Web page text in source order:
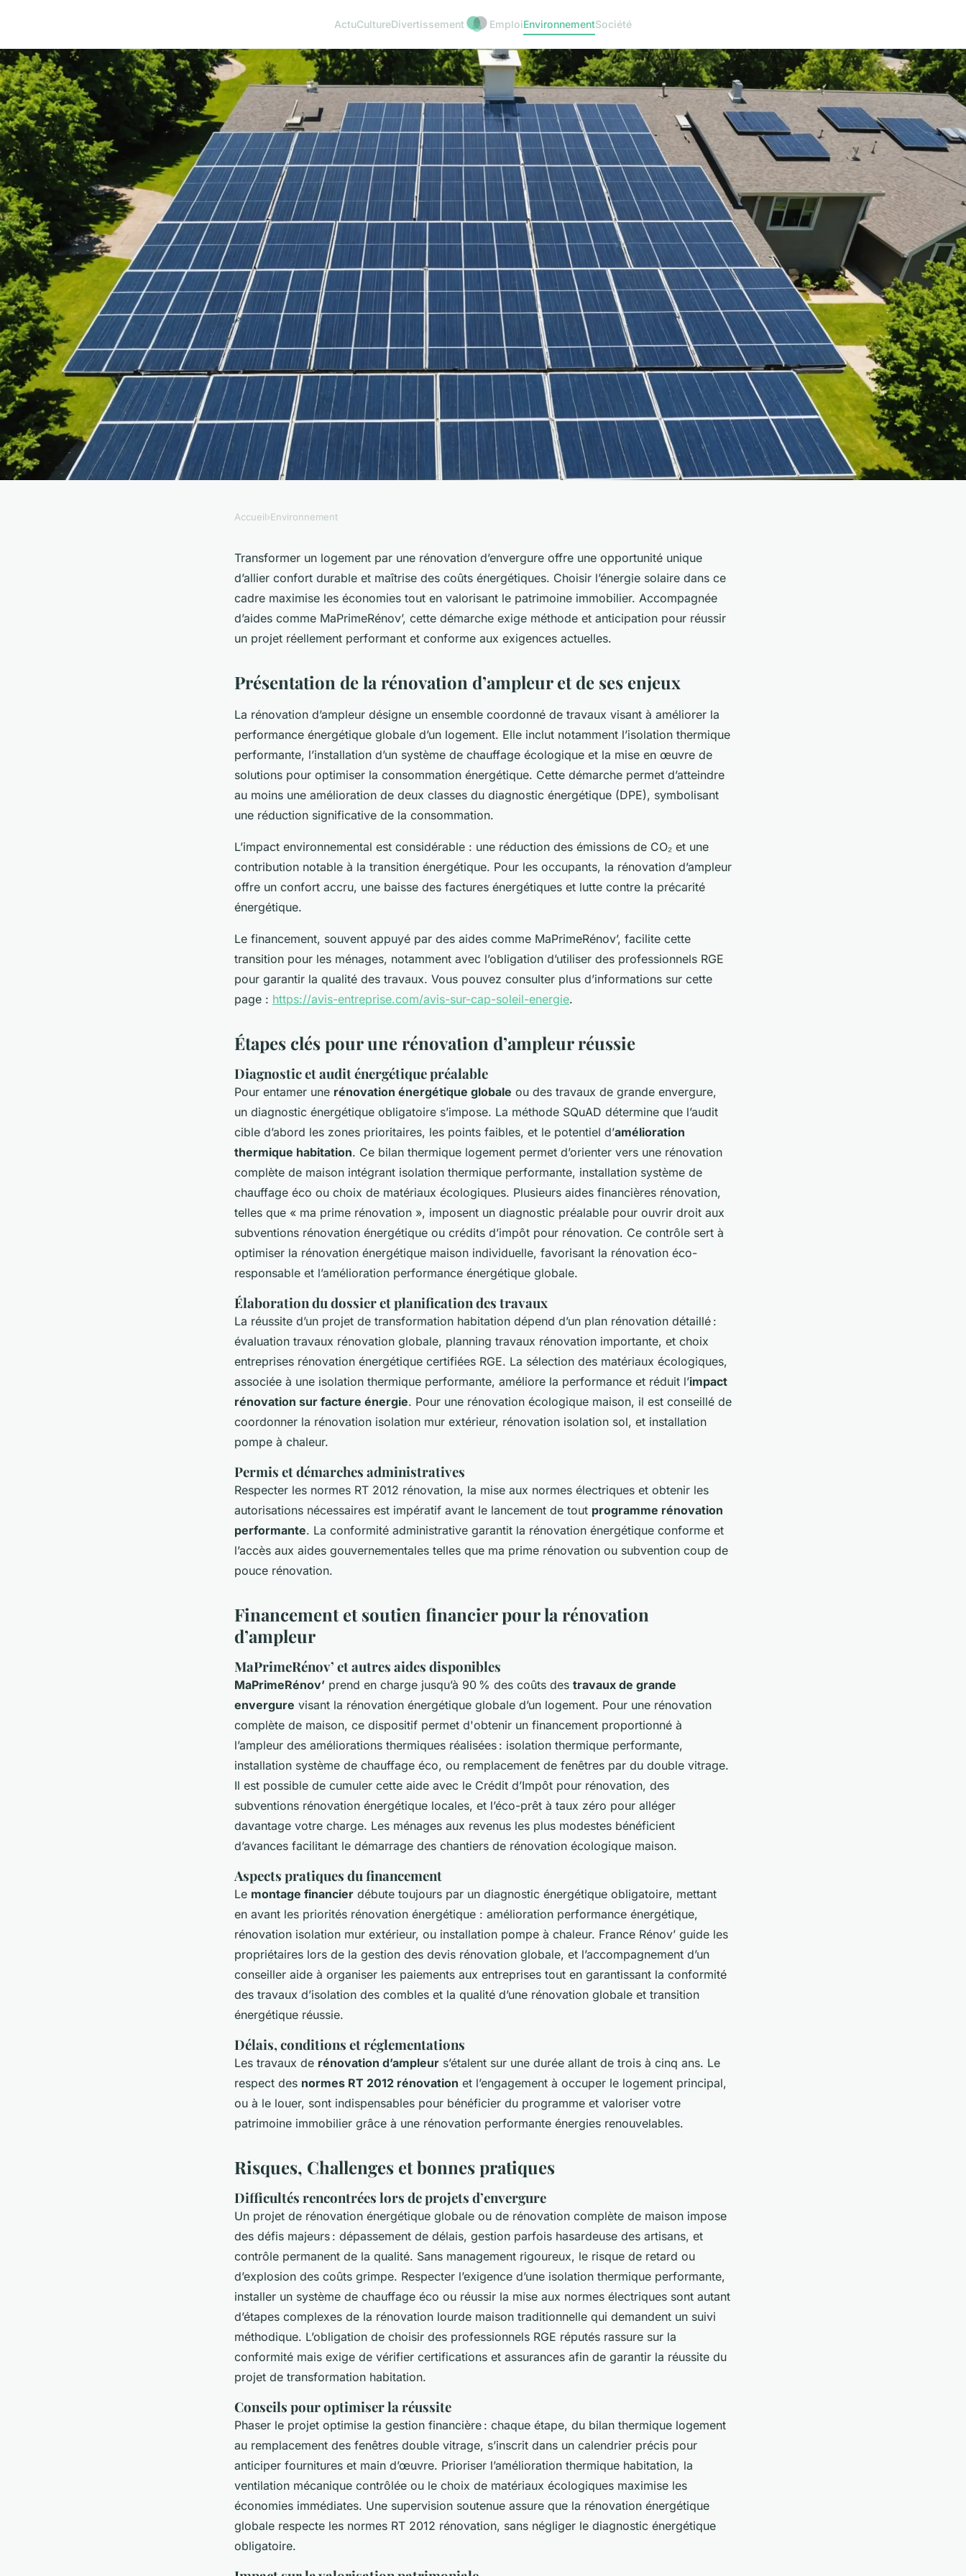
ActuCultureDivertissement EmploiEnvironnementSociété
Rénovation d'ampleur : faites le choix
de l'énergie solaire
6 min de lecture
Accueil›Environnement
Transformer un logement par une rénovation d’envergure offre une opportunité unique
d’allier confort durable et maîtrise des coûts énergétiques. Choisir l’énergie solaire dans ce
cadre maximise les économies tout en valorisant le patrimoine immobilier. Accompagnée
d’aides comme MaPrimeRénov’, cette démarche exige méthode et anticipation pour réussir
un projet réellement performant et conforme aux exigences actuelles.
Présentation de la rénovation d’ampleur et de ses enjeux
La rénovation d’ampleur désigne un ensemble coordonné de travaux visant à améliorer la
performance énergétique globale d’un logement. Elle inclut notamment l’isolation thermique
performante, l’installation d’un système de chauffage écologique et la mise en œuvre de
solutions pour optimiser la consommation énergétique. Cette démarche permet d’atteindre
au moins une amélioration de deux classes du diagnostic énergétique (DPE), symbolisant
une réduction significative de la consommation.
L’impact environnemental est considérable : une réduction des émissions de CO₂ et une
contribution notable à la transition énergétique. Pour les occupants, la rénovation d’ampleur
offre un confort accru, une baisse des factures énergétiques et lutte contre la précarité
énergétique.
Le financement, souvent appuyé par des aides comme MaPrimeRénov’, facilite cette
transition pour les ménages, notamment avec l’obligation d’utiliser des professionnels RGE
pour garantir la qualité des travaux. Vous pouvez consulter plus d’informations sur cette
page : https://avis-entreprise.com/avis-sur-cap-soleil-energie.
Étapes clés pour une rénovation d’ampleur réussie
Diagnostic et audit énergétique préalable
Pour entamer une rénovation énergétique globale ou des travaux de grande envergure,
un diagnostic énergétique obligatoire s’impose. La méthode SQuAD détermine que l’audit
cible d’abord les zones prioritaires, les points faibles, et le potentiel d’amélioration
thermique habitation. Ce bilan thermique logement permet d’orienter vers une rénovation
complète de maison intégrant isolation thermique performante, installation système de
chauffage éco ou choix de matériaux écologiques. Plusieurs aides financières rénovation,
telles que « ma prime rénovation », imposent un diagnostic préalable pour ouvrir droit aux
subventions rénovation énergétique ou crédits d’impôt pour rénovation. Ce contrôle sert à
optimiser la rénovation énergétique maison individuelle, favorisant la rénovation éco-
responsable et l’amélioration performance énergétique globale.
Élaboration du dossier et planification des travaux
La réussite d’un projet de transformation habitation dépend d’un plan rénovation détaillé :
évaluation travaux rénovation globale, planning travaux rénovation importante, et choix
entreprises rénovation énergétique certifiées RGE. La sélection des matériaux écologiques,
associée à une isolation thermique performante, améliore la performance et réduit l’impact
rénovation sur facture énergie. Pour une rénovation écologique maison, il est conseillé de
coordonner la rénovation isolation mur extérieur, rénovation isolation sol, et installation
pompe à chaleur.
Permis et démarches administratives
Respecter les normes RT 2012 rénovation, la mise aux normes électriques et obtenir les
autorisations nécessaires est impératif avant le lancement de tout programme rénovation
performante. La conformité administrative garantit la rénovation énergétique conforme et
l’accès aux aides gouvernementales telles que ma prime rénovation ou subvention coup de
pouce rénovation.
Financement et soutien financier pour la rénovation
d’ampleur
MaPrimeRénov’ et autres aides disponibles
MaPrimeRénov’ prend en charge jusqu’à 90 % des coûts des travaux de grande
envergure visant la rénovation énergétique globale d’un logement. Pour une rénovation
complète de maison, ce dispositif permet d'obtenir un financement proportionné à
l’ampleur des améliorations thermiques réalisées : isolation thermique performante,
installation système de chauffage éco, ou remplacement de fenêtres par du double vitrage.
Il est possible de cumuler cette aide avec le Crédit d’Impôt pour rénovation, des
subventions rénovation énergétique locales, et l’éco-prêt à taux zéro pour alléger
davantage votre charge. Les ménages aux revenus les plus modestes bénéficient
d’avances facilitant le démarrage des chantiers de rénovation écologique maison.
Aspects pratiques du financement
Le montage financier débute toujours par un diagnostic énergétique obligatoire, mettant
en avant les priorités rénovation énergétique : amélioration performance énergétique,
rénovation isolation mur extérieur, ou installation pompe à chaleur. France Rénov’ guide les
propriétaires lors de la gestion des devis rénovation globale, et l’accompagnement d’un
conseiller aide à organiser les paiements aux entreprises tout en garantissant la conformité
des travaux d’isolation des combles et la qualité d’une rénovation globale et transition
énergétique réussie.
Délais, conditions et réglementations
Les travaux de rénovation d’ampleur s’étalent sur une durée allant de trois à cinq ans. Le
respect des normes RT 2012 rénovation et l’engagement à occuper le logement principal,
ou à le louer, sont indispensables pour bénéficier du programme et valoriser votre
patrimoine immobilier grâce à une rénovation performante énergies renouvelables.
Risques, Challenges et bonnes pratiques
Difficultés rencontrées lors de projets d’envergure
Un projet de rénovation énergétique globale ou de rénovation complète de maison impose
des défis majeurs : dépassement de délais, gestion parfois hasardeuse des artisans, et
contrôle permanent de la qualité. Sans management rigoureux, le risque de retard ou
d’explosion des coûts grimpe. Respecter l’exigence d’une isolation thermique performante,
installer un système de chauffage éco ou réussir la mise aux normes électriques sont autant
d’étapes complexes de la rénovation lourde maison traditionnelle qui demandent un suivi
méthodique. L’obligation de choisir des professionnels RGE réputés rassure sur la
conformité mais exige de vérifier certifications et assurances afin de garantir la réussite du
projet de transformation habitation.
Conseils pour optimiser la réussite
Phaser le projet optimise la gestion financière : chaque étape, du bilan thermique logement
au remplacement des fenêtres double vitrage, s’inscrit dans un calendrier précis pour
anticiper fournitures et main d’œuvre. Prioriser l’amélioration thermique habitation, la
ventilation mécanique contrôlée ou le choix de matériaux écologiques maximise les
économies immédiates. Une supervision soutenue assure que la rénovation énergétique
globale respecte les normes RT 2012 rénovation, sans négliger le diagnostic énergétique
obligatoire.